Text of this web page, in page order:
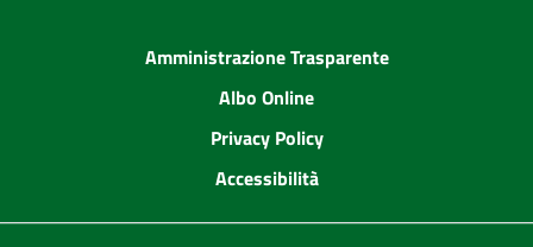
Amministrazione Trasparente
Albo Online
Privacy Policy
Accessibilità